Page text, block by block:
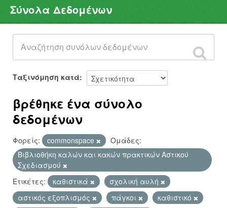
Σύνολα Δεδομένων
Φορείς
Ομάδες
Σχετικά
Σύνολα Δεδομένων
Ταξινόμηση κατά
βρέθηκε ένα σύνολο
δεδομένων
Φορείς: commonspace
Ομάδες:
Βιβλιοθήκη καλών και κακών πρακτικών Αστικού
Σχεδιασμού
Ετικέτες:
καθιστικά
σχολική αυλή
αστικός εξοπλισμός
πάγκοι
καθιστικό